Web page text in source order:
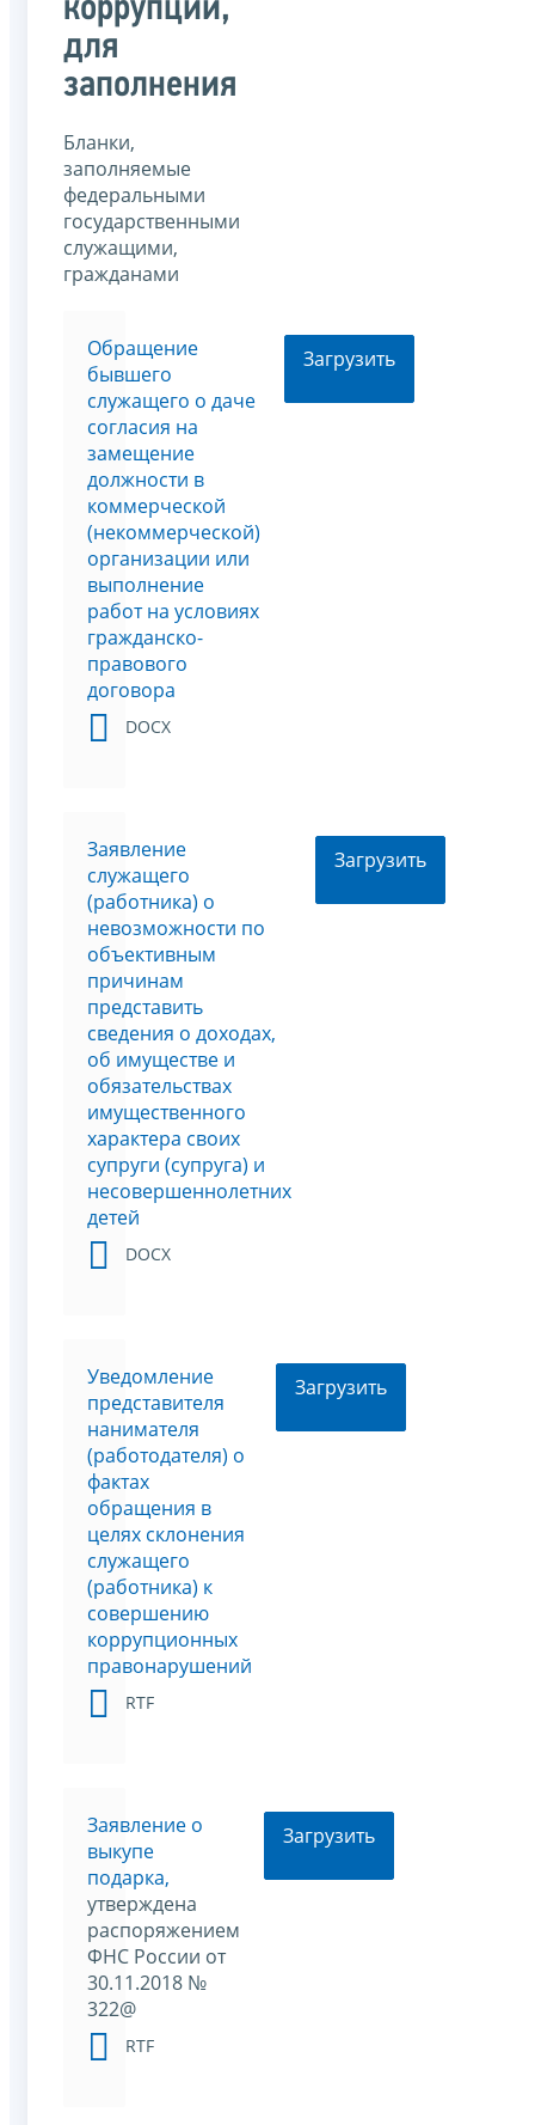
коррупции,
для
заполнения
Бланки,
заполняемые
федеральными
государственными
служащими,
гражданами
Обращение
бывшего
служащего о даче
согласия на
замещение
должности в
коммерческой
(некоммерческой)
организации или
выполнение
работ на условиях
гражданско-
правового
договора
DOCX
Загрузить
Заявление
служащего
(работника) о
невозможности по
объективным
причинам
представить
сведения о доходах,
об имуществе и
обязательствах
имущественного
характера своих
супруги (супруга) и
несовершеннолетних
детей
DOCX
Загрузить
Уведомление
представителя
нанимателя
(работодателя) о
фактах
обращения в
целях склонения
служащего
(работника) к
совершению
коррупционных
правонарушений
RTF
Загрузить
Заявление о
выкупе
подарка,
утверждена
распоряжением
ФНС России от
30.11.2018 №
322@
RTF
Загрузить